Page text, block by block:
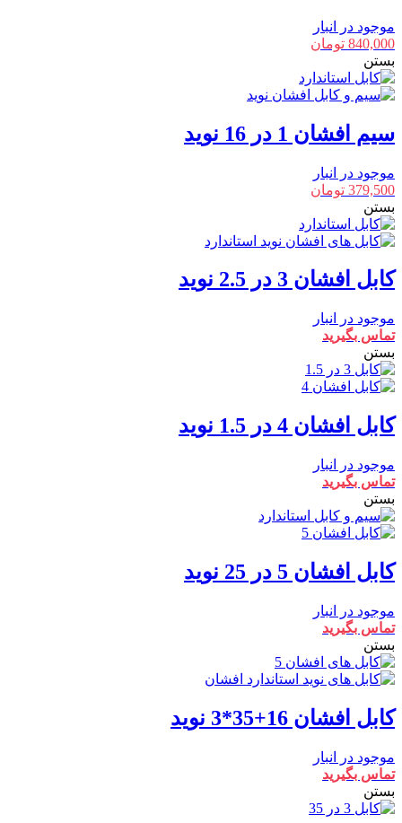
موجود در انبار
840,000 تومان
بستن
سیم افشان 1 در 16 نوید
موجود در انبار
379,500 تومان
بستن
کابل افشان 3 در 2.5 نوید
موجود در انبار
تماس بگیرید
بستن
کابل افشان 4 در 1.5 نوید
موجود در انبار
تماس بگیرید
بستن
کابل افشان 5 در 25 نوید
موجود در انبار
تماس بگیرید
بستن
کابل افشان 16+35*3 نوید
موجود در انبار
تماس بگیرید
بستن